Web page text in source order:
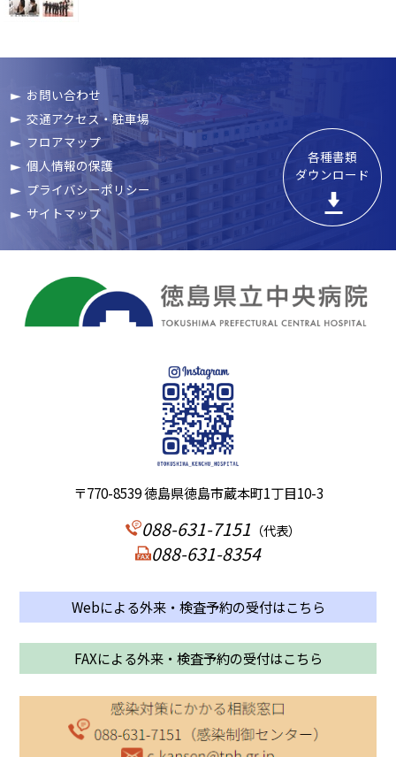
お問い合わせ
交通アクセス・駐車場
フロアマップ
個人情報の保護
プライバシーポリシー
サイトマップ
各種書類
ダウンロード
〒770-8539 徳島県徳島市蔵本町1丁目10-3
088-631-7151 （代表）
088-631-8354
Webによる外来・検査予約の受付はこちら
FAXによる外来・検査予約の受付はこちら